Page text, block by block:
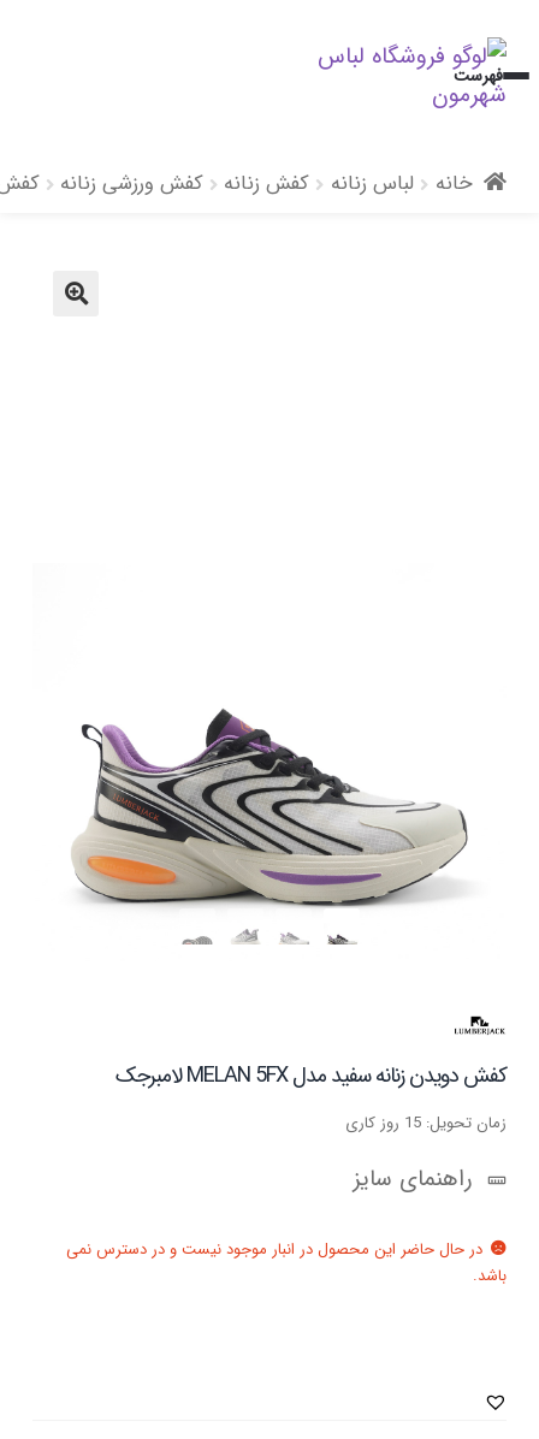
پرش
به
پرش
به
فهرست
خانه لباس زنانه کفش زنانه کفش ورزشی زنانه کفش
کفش دویدن زنانه سفید مدل MELAN 5FX لامبرجک
زمان تحویل: 15 روز کاری
راهنمای سایز
در حال حاضر این محصول در انبار موجود نیست و در دسترس نمی
باشد.